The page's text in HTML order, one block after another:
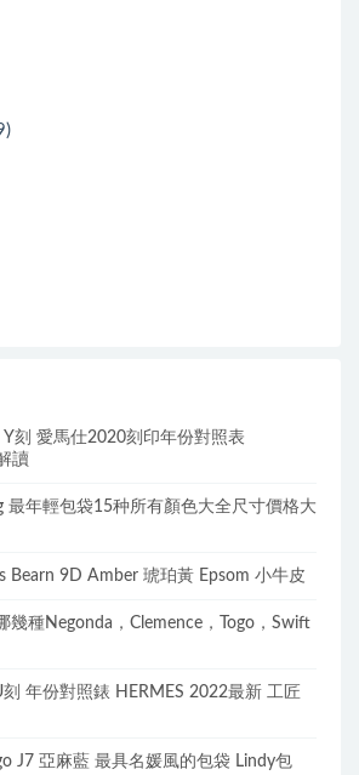
刻 愛馬仕2020刻印年份對照表
幾種Negonda，Clemence，Togo，Swift